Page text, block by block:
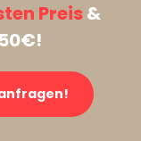
Preis&